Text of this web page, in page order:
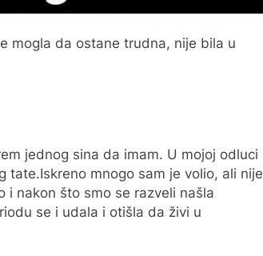
mogla da ostane trudna, nije bila u
jednog sina da imam. U mojoj odluci
tate.Iskreno mnogo sam je volio, ali nije
i nakon što smo se razveli našla
se i udala i otišla da živi u